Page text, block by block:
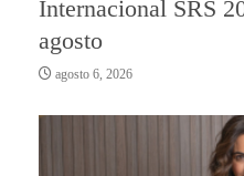
Internacional SRS
agosto
agosto 6, 2026